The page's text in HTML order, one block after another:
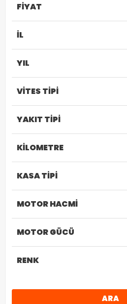
FİYAT
İL
YIL
VİTES TİPİ
YAKIT TİPİ
KİLOMETRE
KASA TİPİ
MOTOR HACMİ
MOTOR GÜCÜ
RENK
ARA